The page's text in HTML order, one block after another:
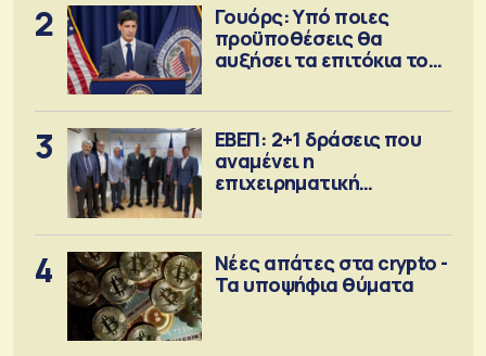
2
Γουόρς: Υπό ποιες
προϋποθέσεις θα
αυξήσει τα επιτόκια τον
3
ΕΒΕΠ: 2+1 δράσεις που
αναμένει η
επιχειρηματική
4
Νέες απάτες στα crypto -
Τα υποψήφια θύματα